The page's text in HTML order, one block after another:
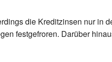
die Kreditzinsen nur in
festgefroren. Darüber